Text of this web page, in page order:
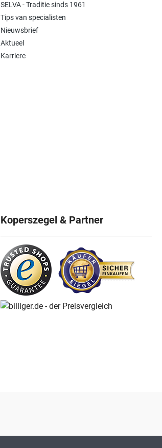
SELVA - Traditie sinds 1961
Tips van specialisten
Nieuwsbrief
Aktueel
Karriere
Koperszegel & Partner